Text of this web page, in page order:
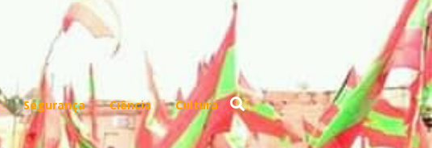
Segurança Ciência Cultura